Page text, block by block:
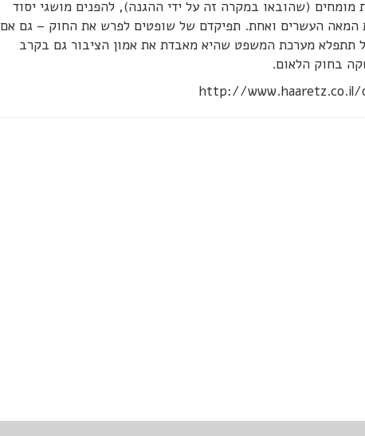
מומחים (שהובאו במקרה זה על ידי ההגנה), להפנים מושגי יסוד
המאה העשרים ואחת. תפיקדם של שופטים לפרש את החוק – גם אם
תתפלא מערכת המשפט שהיא מאבדת את אמון הציבור גם בקרב
בחוק הלאום.